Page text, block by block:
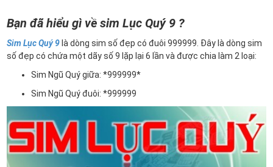
Bạn đã hiểu gì về sim Lục Quý 9 ?
Sim Lục Quý 9 là dòng sim số đẹp có đuôi 999999. Đây là dòng sim
số đẹp có chứa một dãy số 9 lặp lại 6 lần và được chia làm 2 loại:
Sim Ngũ Quý giữa: *999999*
Sim Ngũ Quý đuôi: *999999